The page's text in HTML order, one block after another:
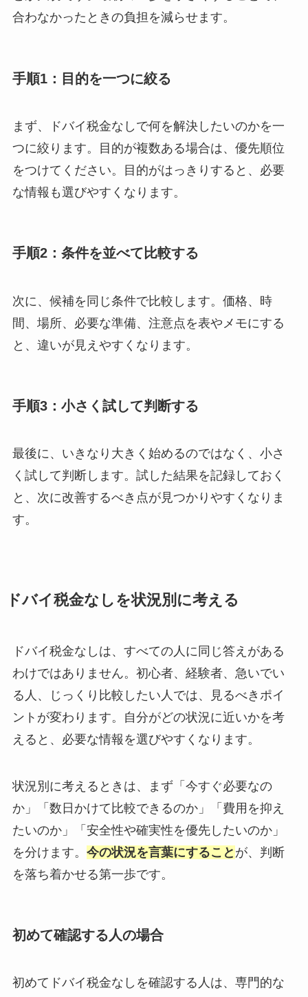
合わなかったときの負担を減らせます。
手順1：目的を一つに絞る
まず、ドバイ税金なしで何を解決したいのかを一
つに絞ります。目的が複数ある場合は、優先順位
をつけてください。目的がはっきりすると、必要
な情報も選びやすくなります。
手順2：条件を並べて比較する
次に、候補を同じ条件で比較します。価格、時
間、場所、必要な準備、注意点を表やメモにする
と、違いが見えやすくなります。
手順3：小さく試して判断する
最後に、いきなり大きく始めるのではなく、小さ
く試して判断します。試した結果を記録しておく
と、次に改善するべき点が見つかりやすくなりま
す。
ドバイ税金なしを状況別に考える
ドバイ税金なしは、すべての人に同じ答えがある
わけではありません。初心者、経験者、急いでい
る人、じっくり比較したい人では、見るべきポイ
ントが変わります。自分がどの状況に近いかを考
えると、必要な情報を選びやすくなります。
状況別に考えるときは、まず「今すぐ必要なの
か」「数日かけて比較できるのか」「費用を抑え
たいのか」「安全性や確実性を優先したいのか」
を分けます。 今の状況を言葉にすること が、判断
を落ち着かせる第一歩です。
初めて確認する人の場合
初めてドバイ税金なしを確認する人は、専門的な